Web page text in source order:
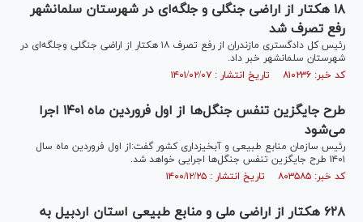
۱۸ هکتار از اراضی جنگلی و جلگه‌ای در شهرستان سلمانشهر
رفع تصرف شد
رئیس کل دادگستری مازندران از رفع تصرف ۱۸ هکتار از اراضی جنگلی وجلگه‌ای در
شهرستان سلمانشهر خبر داد.
کد خبر: ۸۱۰۲۳۶ تاریخ انتشار : ۱۴۰۱/۰۲/۰۷
طرح جایگزین تنفس جنگل‌ها از اول فروردین ماه ۱۴۰۱ اجرا
می‌شود
رئیس سازمان منابع طبیعی و آبخیزداری کشور گفت:از اول فروردین ماه سال
۱۴۰۱ طرح جایگزین تنفس جنگل‌ها اجرایی خواهد شد.
کد خبر: ۸۰۳۵۸۵ تاریخ انتشار : ۱۴۰۰/۱۲/۲۵
۶۲۸ هکتار از اراضی ملی و منابع طبیعی استان اردبیل به